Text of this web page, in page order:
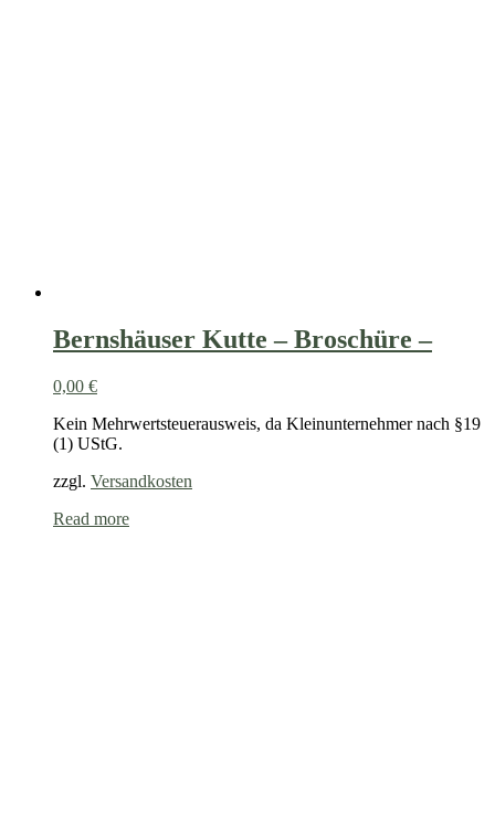
Bernshäuser Kutte – Broschüre –
0,00 €
Kein Mehrwertsteuerausweis, da Kleinunternehmer nach §19
(1) UStG.
zzgl. Versandkosten
Read more